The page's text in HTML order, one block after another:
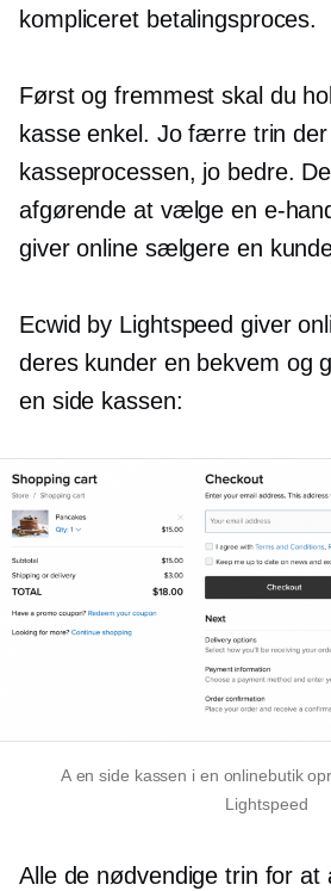
kompliceret betalingsproces.
Først og fremmest skal du
kasse enkel. Jo færre trin
kasseprocessen, jo bedre.
afgørende at vælge en e-
giver online sælgere en
Ecwid by Lightspeed giver
deres kunder en bekvem og
en side kassen:
A en side kassen i en onlinebutik
Lightspeed
Alle de nødvendige trin for at